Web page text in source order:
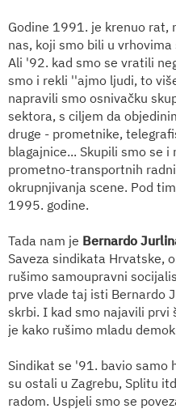
Godine 1991. je krenuo rat,
nas, koji smo bili u
Ali '92. kad smo se vratili
smo i rekli ''ajmo ljudi, to
napravili smo osnivačku
sektora, s ciljem da
druge - prometnike,
blagajnice... Skupili smo se
prometno-transportnih
okrupnjivanja scene. Pod
1995. godine.
Tada nam je Bernardo
Saveza sindikata Hrvatske,
rušimo samoupravni
prve vlade taj isti Bernardo
skrbi. I kad smo najavili prvi
je kako rušimo mladu
Sindikat se '91. bavio samo
su ostali u Zagrebu, Splitu
radom. Uspjeli smo se